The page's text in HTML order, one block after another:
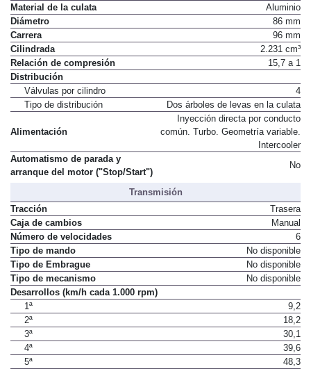
Material de la culata
Aluminio
Diámetro
86 mm
Carrera
96 mm
Cilindrada
2.231 cm³
Relación de compresión
15,7 a 1
Distribución
Válvulas por cilindro
4
Tipo de distribución
Dos árboles de levas en la culata
Alimentación
Inyección directa por conducto
común. Turbo. Geometría variable.
Intercooler
Automatismo de parada y
arranque del motor ("Stop/Start")
No
Transmisión
Tracción
Trasera
Caja de cambios
Manual
Número de velocidades
6
Tipo de mando
No disponible
Tipo de Embrague
No disponible
Tipo de mecanismo
No disponible
Desarrollos (km/h cada 1.000 rpm)
1ª
9,2
2ª
18,2
3ª
30,1
4ª
39,6
5ª
48,3